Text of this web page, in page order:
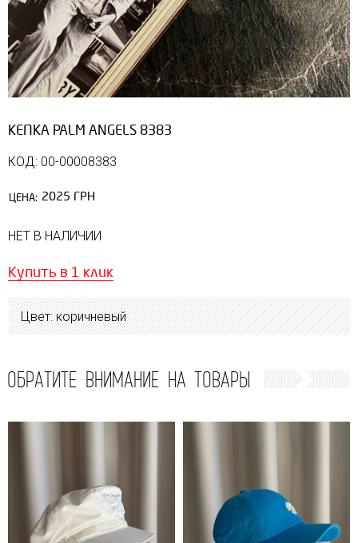
КЕПКА PALM ANGELS 8383
КОД: 00-00008383
ЦЕНА: 2025 ГРН
НЕТ В НАЛИЧИИ
Купить в 1 клик
Цвет: коричневый
ОБРАТИТЕ ВНИМАНИЕ НА ТОВАРЫ